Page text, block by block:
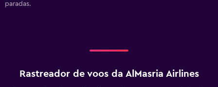
paradas.
Rastreador de voos da AlMasria Airlines